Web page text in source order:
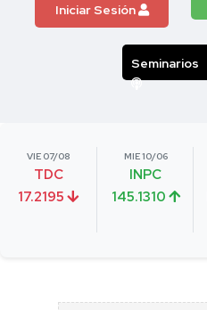
Iniciar Sesión
Seminarios
VIE 07/08
TDC
17.2195
MIE 10/06
INPC
145.1310